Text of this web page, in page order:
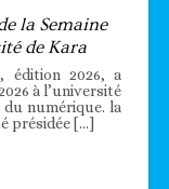
la Semaine
de Kara
édition 2026, a
à l’université
numérique. la
présidée […]